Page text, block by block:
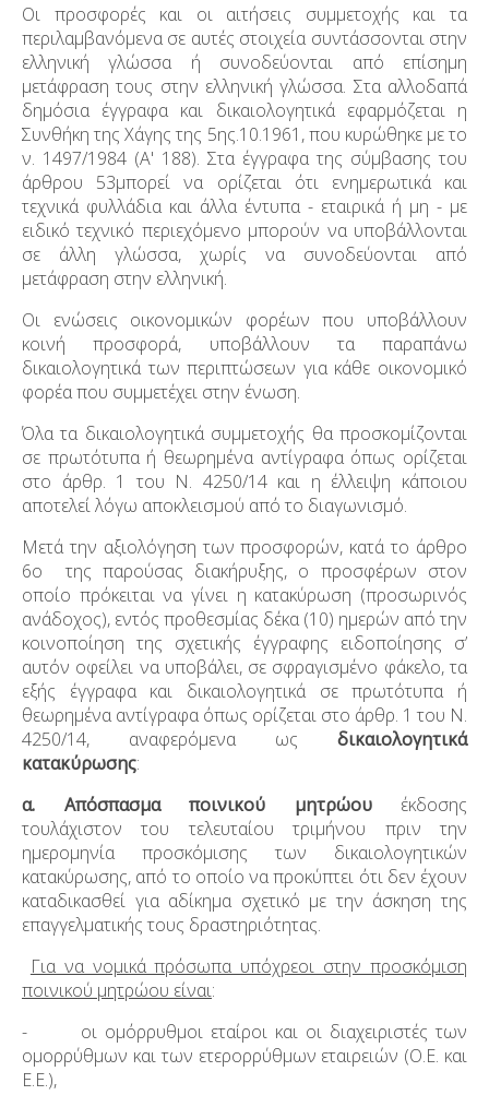
Οι προσφορές και οι αιτήσεις συμμετοχής και τα
περιλαμβανόμενα σε αυτές στοιχεία συντάσσονται στην
ελληνική γλώσσα ή συνοδεύονται από επίσημη
μετάφραση τους στην ελληνική γλώσσα. Στα αλλοδαπά
δημόσια έγγραφα και δικαιολογητικά εφαρμόζεται η
Συνθήκη της Χάγης της 5ης.10.1961, που κυρώθηκε με το
ν. 1497/1984 (A' 188). Στα έγγραφα της σύμβασης του
άρθρου 53μπορεί να ορίζεται ότι ενημερωτικά και
τεχνικά φυλλάδια και άλλα έντυπα - εταιρικά ή μη - με
ειδικό τεχνικό περιεχόμενο μπορούν να υποβάλλονται
σε άλλη γλώσσα, χωρίς να συνοδεύονται από
μετάφραση στην ελληνική.
Οι ενώσεις οικονομικών φορέων που υποβάλλουν
κοινή προσφορά, υποβάλλουν τα παραπάνω
δικαιολογητικά των περιπτώσεων για κάθε οικονομικό
φορέα που συμμετέχει στην ένωση.
Όλα τα δικαιολογητικά συμμετοχής θα προσκομίζονται
σε πρωτότυπα ή θεωρημένα αντίγραφα όπως ορίζεται
στο άρθρ. 1 του Ν. 4250/14 και η έλλειψη κάποιου
αποτελεί λόγω αποκλεισμού από το διαγωνισμό.
Μετά την αξιολόγηση των προσφορών, κατά το άρθρο
6ο της παρούσας διακήρυξης, ο προσφέρων στον
οποίο πρόκειται να γίνει η κατακύρωση (προσωρινός
ανάδοχος), εντός προθεσμίας δέκα (10) ημερών από την
κοινοποίηση της σχετικής έγγραφης ειδοποίησης σ’
αυτόν οφείλει να υποβάλει, σε σφραγισμένο φάκελο, τα
εξής έγγραφα και δικαιολογητικά σε πρωτότυπα ή
θεωρημένα αντίγραφα όπως ορίζεται στο άρθρ. 1 του Ν.
4250/14, αναφερόμενα ως δικαιολογητικά
κατακύρωσης:
α. Απόσπασμα ποινικού μητρώουέκδοσης
τουλάχιστον του τελευταίου τριμήνου πριν την
ημερομηνία προσκόμισης των δικαιολογητικών
κατακύρωσης, από το οποίο να προκύπτει ότι δεν έχουν
καταδικασθεί για αδίκημα σχετικό με την άσκηση της
επαγγελματικής τους δραστηριότητας.
Για να νομικά πρόσωπα υπόχρεοι στην προσκόμιση
ποινικού μητρώου είναι:
- οι ομόρρυθμοι εταίροι και οι διαχειριστές των
ομορρύθμων και των ετερορρύθμων εταιρειών (Ο.Ε. και
Ε.Ε.),